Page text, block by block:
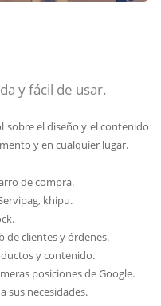
y fácil de usar.
sobre el diseño y el contenido
y en cualquier lugar.
de compra.
khipu.
de clientes y órdenes.
y contenido.
posiciones de Google.
sus necesidades.